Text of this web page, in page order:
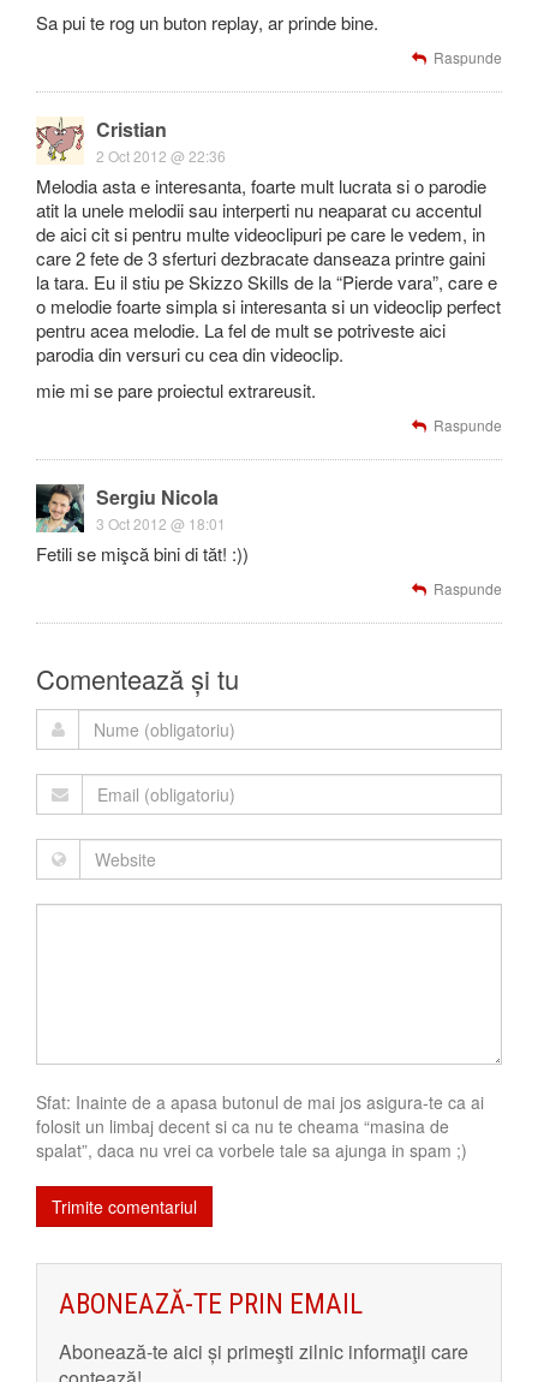
Sa pui te rog un buton replay, ar prinde bine.
Raspunde
Cristian
2 Oct 2012 @ 22:36
Melodia asta e interesanta, foarte mult lucrata si o parodie
atit la unele melodii sau interperti nu neaparat cu accentul
de aici cit si pentru multe videoclipuri pe care le vedem, in
care 2 fete de 3 sferturi dezbracate danseaza printre gaini
la tara. Eu il stiu pe Skizzo Skills de la “Pierde vara”, care e
o melodie foarte simpla si interesanta si un videoclip perfect
pentru acea melodie. La fel de mult se potriveste aici
parodia din versuri cu cea din videoclip.
mie mi se pare proiectul extrareusit.
Raspunde
Sergiu Nicola
3 Oct 2012 @ 18:01
Fetili se mişcă bini di tăt! :))
Raspunde
Comentează și tu
Sfat: Inainte de a apasa butonul de mai jos asigura-te ca ai
folosit un limbaj decent si ca nu te cheama “masina de
spalat”, daca nu vrei ca vorbele tale sa ajunga in spam ;)
ABONEAZĂ-TE PRIN EMAIL
Abonează-te aici și primeşti zilnic informaţii care